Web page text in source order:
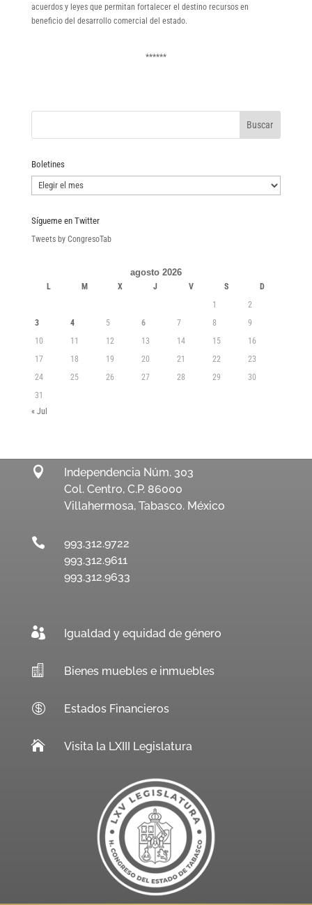
acuerdos y leyes que permitan fortalecer el destino recursos en
beneficio del desarrollo comercial del estado.
******
Boletines
Boletines
Sígueme en Twitter
Tweets by CongresoTab
agosto 2026
L M X J V S
D
1
2
3
4 5 6 7 8
9
10
11 12 13 14 15
16
17
18 19 20 21 22
23
24
25 26 27 28 29
30
31
« Jul

Independencia Núm. 303
Col. Centro, C.P. 86000
Villahermosa, Tabasco. México

993.312.9722
993.312.9611
993.312.9633
 Igualdad y equidad de género
 Bienes muebles e inmuebles
 Estados Financieros
 Visita la LXIII Legislatura